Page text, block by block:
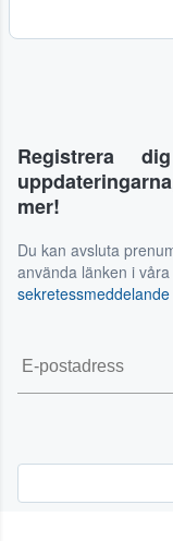
Registrera
mer!
Du kan avsluta
använda länken i
sekretessmeddelande